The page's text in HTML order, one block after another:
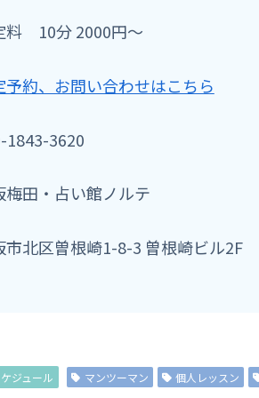
料 10分 2000円〜
予約、お問い合わせはこちら
1843-3620
梅田・占い館ノルテ
市北区曽根崎1-8-3 曽根崎ビル2F
ジュール マンツーマン 個人レッスン